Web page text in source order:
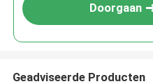
Doorgaan
Geadviseerde Producten